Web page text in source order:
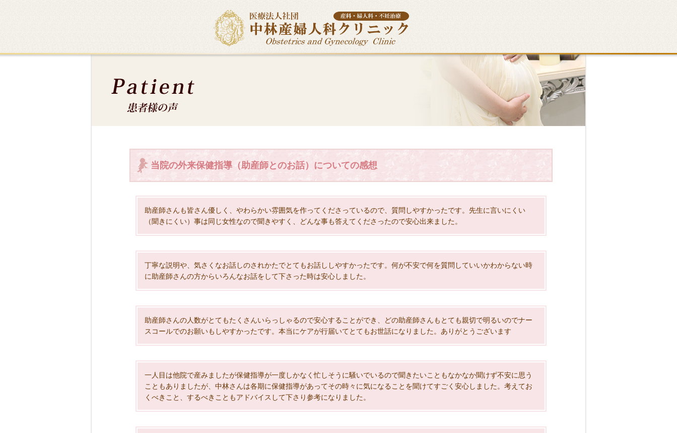
当院の外来保健指導（助産師とのお話）についての感想
助産師さんも皆さん優しく、やわらかい雰囲気を作ってくださっているので、質問しやすかったです。先生に言いにくい
（聞きにくい）事は同じ女性なので聞きやすく、どんな事も答えてくださったので安心出来ました。
丁寧な説明や、気さくなお話しのされかたでとてもお話ししやすかったです。何が不安で何を質問していいかわからない時
に助産師さんの方からいろんなお話をして下さった時は安心しました。
助産師さんの人数がとてもたくさんいらっしゃるので安心することができ、どの助産師さんもとても親切で明るいのでナー
スコールでのお願いもしやすかったです。本当にケアが行届いてとてもお世話になりました。ありがとうございます
一人目は他院で産みましたが保健指導が一度しかなく忙しそうに騒いでいるので聞きたいこともなかなか聞けず不安に思う
こともありましたが、中林さんは各期に保健指導があってその時々に気になることを聞けてすごく安心しました。考えてお
くべきこと、するべきこともアドバイスして下さり参考になりました。